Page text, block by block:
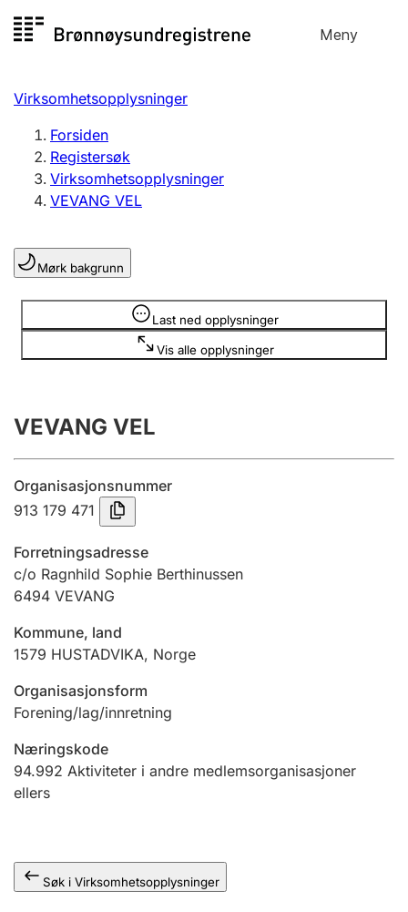
til
Meny
Registersøk
Aksjeselskap
Enkeltpersonforetak
Registrere, endre, slette
Lag og forening
Registrere, endre, slette
Årsregnskap
Innsending og forsinkelsesgebyr
Tinglysing
Jeger
Ektepaktveileder
Offentlig sektor
Virksomhetsopplysninger
Forsiden
Registersøk
Virksomhetsopplysninger
VEVANG VEL
Mørk bakgrunn
Last ned opplysninger
Vis alle opplysninger
Opplysninger er skjult
VEVANG VEL
Organisasjonsnummer
913 179 471
Forretningsadresse
c/o Ragnhild Sophie Berthinussen
6494 VEVANG
Kommune, land
1579 HUSTADVIKA, Norge
Organisasjonsform
Forening/lag/innretning
Næringskode
94.992 Aktiviteter i andre medlemsorganisasjoner
ellers
Søk i Virksomhetsopplysninger